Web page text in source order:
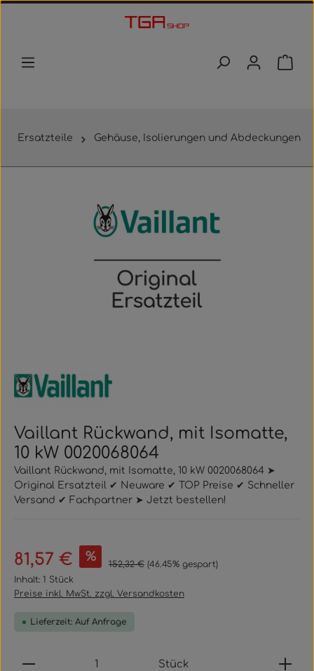
Zum Hauptinhalt springen
Ersatzteile Gehäuse, Isolierungen und Abdeckungen
Vaillant Rückwand, mit Isomatte,
10 kW 0020068064
Vaillant Rückwand, mit Isomatte, 10 kW 0020068064 ➤
Original Ersatzteil ✔ Neuware ✔ TOP Preise ✔ Schneller
Versand ✔ Fachpartner ➤ Jetzt bestellen!
Verkaufspreis:
81,57 € % Regulärer Preis:
152,32 € (46.45% gespart)
Inhalt: 1 Stück
Preise inkl. MwSt. zzgl. Versandkosten
Lieferzeit: Auf Anfrage
Produkt Anzahl: Gib den gewünschten Wert
Stück